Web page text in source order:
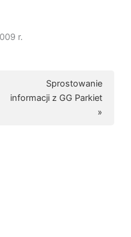
r.
Sprostowanie
informacji z GG Parkiet
»